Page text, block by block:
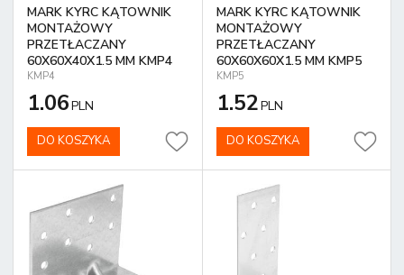
MARK KYRC KĄTOWNIK
MONTAŻOWY
PRZETŁACZANY
60X60X40X1.5 MM KMP4
KMP4
1.06PLN
DO KOSZYKA
MARK KYRC KĄTOWNIK
MONTAŻOWY
PRZETŁACZANY
60X60X60X1.5 MM KMP5
KMP5
1.52PLN
DO KOSZYKA